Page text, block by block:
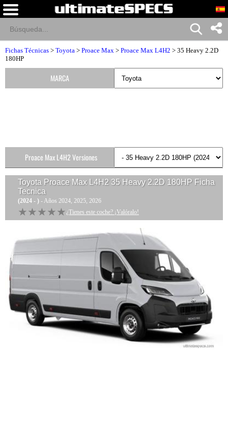
Fichas Técnicas > Toyota > Proace Max > Proace Max L4H2 > 35 Heavy 2.2D
180HP
Toyota Proace Max L4H2 35 Heavy 2.2D 180HP Ficha
Tecnica
(2024 - ) - Años 2024, 2025, 2026
★★★★★
★★★★★ ¿Tienes este coche? ¡Valóralo!
MARCA
Proace Max L4H2 Versiones